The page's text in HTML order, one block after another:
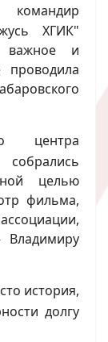
ХГИК"
важное и
проводила
центра
целью
фильма,
история,
долгу